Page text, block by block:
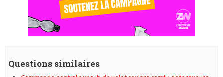
Questions similaires